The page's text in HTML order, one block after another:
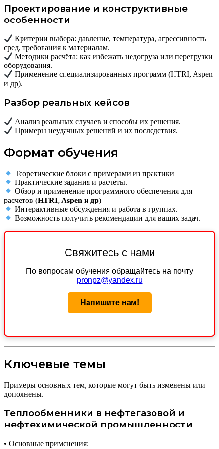
Проектирование и конструктивные
особенности
Критерии выбора: давление, температура, агрессивность
сред, требования к материалам.
Методики расчёта: как избежать недогруза или перегрузки
оборудования.
Применение специализированных программ (HTRI, Aspen
и др).
Разбор реальных кейсов
Анализ реальных случаев и способы их решения.
Примеры неудачных решений и их последствия.
Формат обучения
Теоретические блоки с примерами из практики.
Практические задания и расчеты.
Обзор и применение программного обеспечения для
расчетов (HTRI, Aspen и др)
Интерактивные обсуждения и работа в группах.
Возможность получить рекомендации для ваших задач.
Свяжитесь с нами
По вопросам обучения обращайтесь на почту
pronpz@yandex.ru
Напишите нам!
Ключевые темы
Примеры основных тем, которые могут быть изменены или
дополнены.
Теплообменники в нефтегазовой и
нефтехимической промышленности
• Основные применения: